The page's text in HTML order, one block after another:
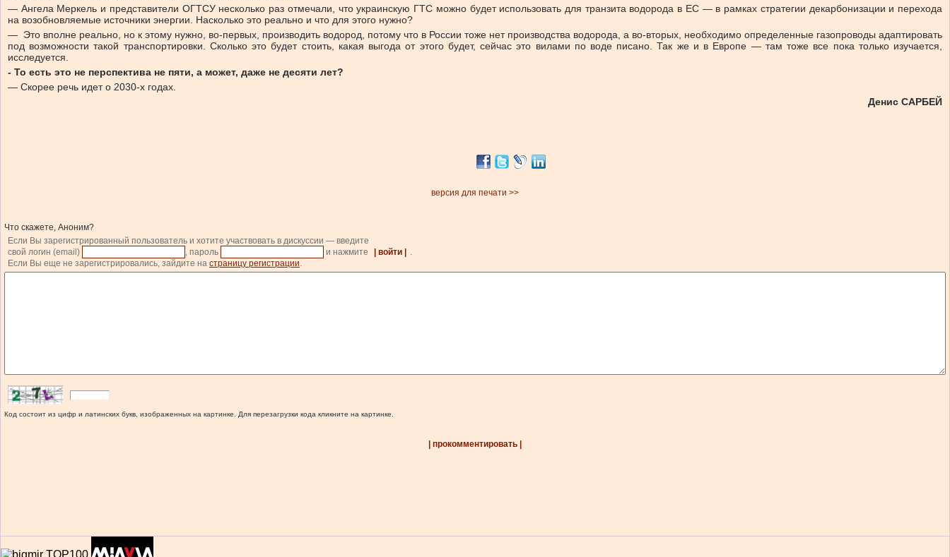
— Ангела Меркель и представители ОГТСУ несколько раз отмечали, что украинскую ГТС можно будет использовать для транзита водорода в ЕС — в рамках стратегии декарбонизации и перехода
на возобновляемые источники энергии. Насколько это реально и что для этого нужно?
— Это вполне реально, но к этому нужно, во-первых, производить водород, потому что в России тоже нет производства водорода, а во-вторых, необходимо определенные газопроводы адаптировать
под возможности такой транспортировки. Сколько это будет стоить, какая выгода от этого будет, сейчас это вилами по воде писано. Так же и в Европе — там тоже все пока только изучается,
исследуется.
- То есть это не перспектива не пяти, а может, даже не десяти лет?
— Скорее речь идет о 2030-х годах.
Денис САРБЕЙ
версия для печати >>
Что скажете, Аноним?
Если Вы зарегистрированный пользователь и хотите участвовать в дискуссии — введите
свой логин (email)
, пароль и нажмите | войти |
.
Если Вы еще не зарегистрировались, зайдите на страницу регистрации.
Код состоит из цифр и латинских букв, изображенных на картинке. Для перезагрузки кода кликните на картинке.
| прокомментировать |